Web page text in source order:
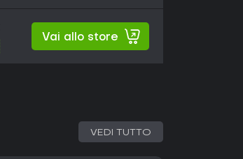
Vai allo store
VEDI TUTTO